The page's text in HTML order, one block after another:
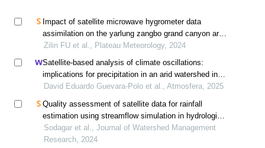
Impact of satellite microwave hygrometer data
assimilation on the yarlung zangbo grand canyon area
heavy rain simulation
Zilin FU et al., Plateau Meteorology, 2024
Satellite-based analysis of climate oscillations:
implications for precipitation in an arid watershed in
mexico
David Eduardo Guevara-Polo et al., Atmosfera, 2025
Quality assessment of satellite data for rainfall
estimation using streamflow simulation in hydrological
modeling (case study: the tighsiah catchment)
Sodagar et al., Journal of Watershed Management
Research, 2024